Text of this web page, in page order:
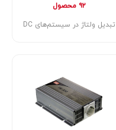
۹۲ محصول
تبدیل ولتاژ در سیستم‌های DC